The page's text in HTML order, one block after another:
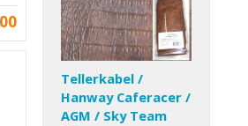
Tellerkabel /
Hanway Caferacer /
AGM / Sky Team